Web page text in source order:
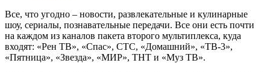
Все, что угодно – новости, развлекательные и кулинарные
шоу, сериалы, познавательные передачи. Все они есть почти
на каждом из каналов пакета второго мультиплекса, куда
входят: «Рен ТВ», «Спас», СТС, «Домашний», «ТВ-3»,
«Пятница», «Звезда», «МИР», ТНТ и «Муз ТВ».